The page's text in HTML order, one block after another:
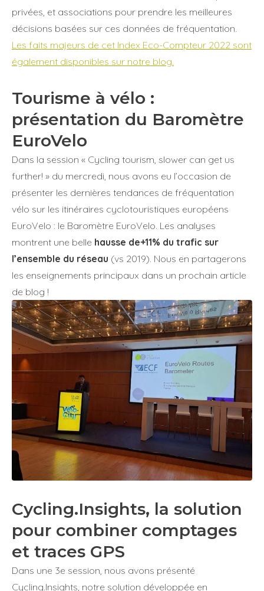
privées, et associations pour prendre les meilleures
décisions basées sur ces données de fréquentation.
Les faits majeurs de cet Index Eco-Compteur 2022 sont
également disponibles sur notre blog.
Tourisme à vélo :
présentation du Baromètre
EuroVelo
Dans la session « Cycling tourism, slower can get us
further! » du mercredi, nous avons eu l’occasion de
présenter les dernières tendances de fréquentation
vélo sur les itinéraires cyclotouristiques européens
EuroVelo : le Baromètre EuroVelo. Les analyses
montrent une belle hausse de+11% du trafic sur
l’ensemble du réseau (vs 2019). Nous en partagerons
les enseignements principaux dans un prochain article
de blog !
Cycling.Insights, la solution
pour combiner comptages
et traces GPS
Dans une 3e session, nous avons présenté
Cycling.Insights, notre solution développée en